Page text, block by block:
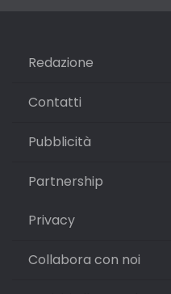
Redazione
Contatti
Pubblicità
Partnership
Privacy
Collabora con noi